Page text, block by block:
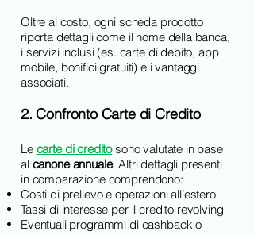
Oltre al costo, ogni scheda prodotto
riporta dettagli come il nome della banca,
i servizi inclusi (es. carte di debito, app
mobile, bonifici gratuiti) e i vantaggi
associati.
2. Confronto Carte di Credito
Le carte di credito sono valutate in base
al canone annuale. Altri dettagli presenti
in comparazione comprendono:
Costi di prelievo e operazioni all’estero
Tassi di interesse per il credito revolving
Eventuali programmi di cashback o